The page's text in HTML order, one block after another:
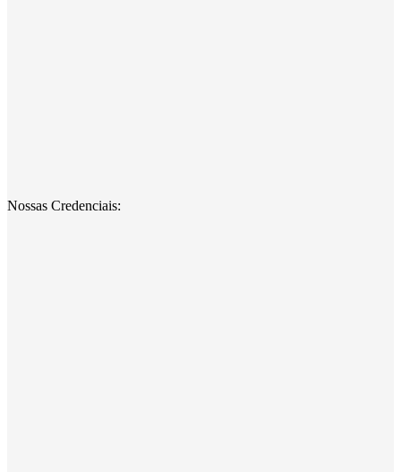
Nossas Credenciais: